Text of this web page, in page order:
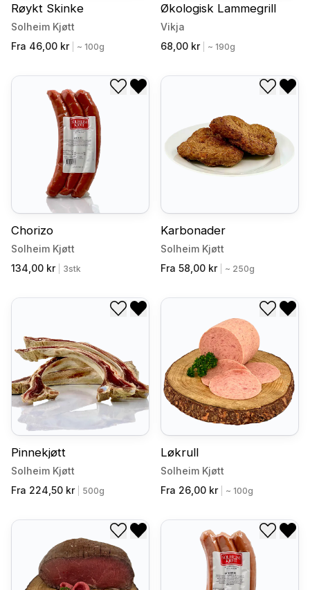
Røykt Skinke
Solheim Kjøtt
Fra 46,00 kr
~ 100g
Økologisk Lammegrill
Vikja
68,00 kr
~ 190g
Chorizo
Solheim Kjøtt
134,00 kr
3stk
Karbonader
Solheim Kjøtt
Fra 58,00 kr
~ 250g
Pinnekjøtt
Solheim Kjøtt
Fra 224,50 kr
500g
Legg til i ønskeliste
Fjern fra ønskeliste
Løkrull
Solheim Kjøtt
Fra 26,00 kr
~ 100g
Legg til i ønskeliste
Fjern fra ønskeliste